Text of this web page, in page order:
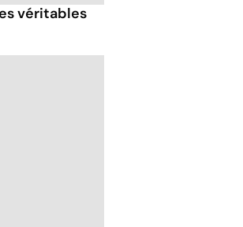
véritables